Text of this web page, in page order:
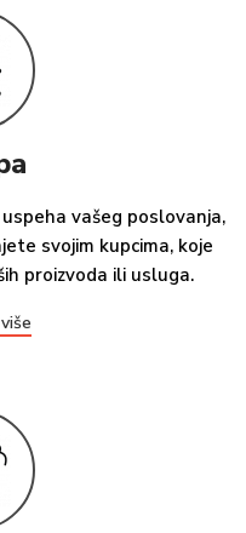
vašeg poslovanja,
svojim kupcima, koje
proizvoda ili usluga.